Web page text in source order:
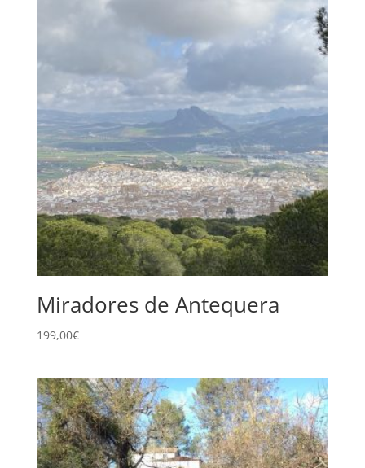
Miradores de Antequera
199,00€